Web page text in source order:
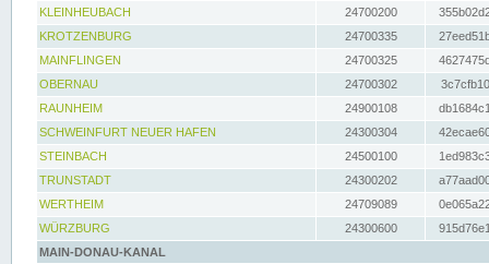
KLEINHEUBACH 24700200
KROTZENBURG
24700335
MAINFLINGEN
24700325
OBERNAU
24700302
RAUNHEIM
24900108
SCHWEINFURT NEUER HAFEN
24300304
STEINBACH
24500100
TRUNSTADT
24300202
WERTHEIM
24709089
WÜRZBURG
24300600
MAIN-DONAU-KANAL